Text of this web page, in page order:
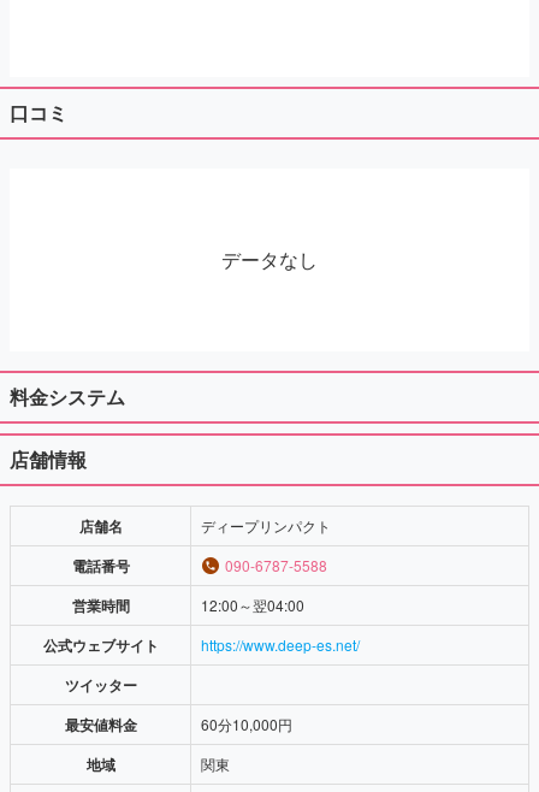
口コミ
データなし
料金システム
店舗情報
店舗名 ディープリンパクト
電話番号 090-6787-5588
営業時間 12:00～翌04:00
公式ウェブサイト https://www.deep-es.net/
ツイッター
最安値料金
60分10,000円
地域 関東